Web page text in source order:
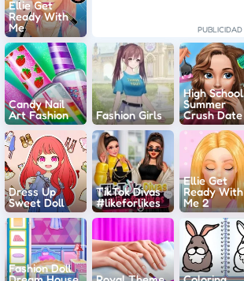
Ellie Get
Ready With
Me
Candy Nail
Art Fashion
Fashion Girls
High School
Summer
Crush Date
Dress Up
Sweet Doll
TikTok Divas
#likeforlikes
Ellie Get
Ready With
Me 2
Fashion Doll